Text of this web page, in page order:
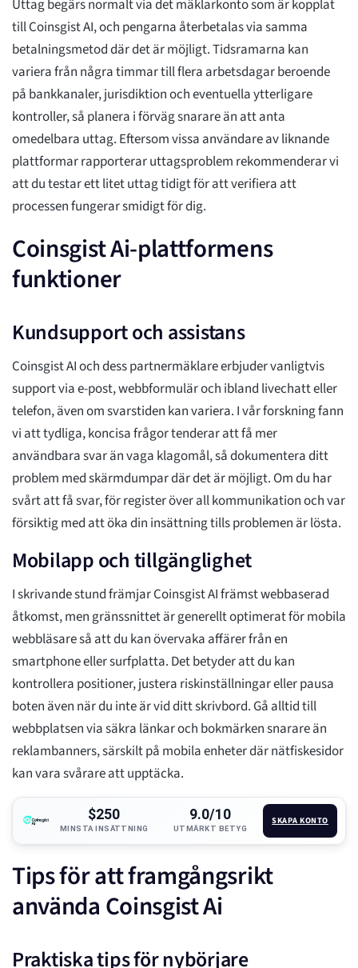
Uttag begärs normalt via det mäklarkonto som är kopplat
till Coinsgist AI, och pengarna återbetalas via samma
betalningsmetod där det är möjligt. Tidsramarna kan
variera från några timmar till flera arbetsdagar beroende
på bankkanaler, jurisdiktion och eventuella ytterligare
kontroller, så planera i förväg snarare än att anta
omedelbara uttag. Eftersom vissa användare av liknande
plattformar rapporterar uttagsproblem rekommenderar vi
att du testar ett litet uttag tidigt för att verifiera att
processen fungerar smidigt för dig.
Coinsgist Ai-plattformens
funktioner
Kundsupport och assistans
Coinsgist AI och dess partnermäklare erbjuder vanligtvis
support via e-post, webbformulär och ibland livechatt eller
telefon, även om svarstiden kan variera. I vår forskning fann
vi att tydliga, koncisa frågor tenderar att få mer
användbara svar än vaga klagomål, så dokumentera ditt
problem med skärmdumpar där det är möjligt. Om du har
svårt att få svar, för register över all kommunikation och var
försiktig med att öka din insättning tills problemen är lösta.
Mobilapp och tillgänglighet
I skrivande stund främjar Coinsgist AI främst webbaserad
åtkomst, men gränssnittet är generellt optimerat för mobila
webbläsare så att du kan övervaka affärer från en
smartphone eller surfplatta. Det betyder att du kan
kontrollera positioner, justera riskinställningar eller pausa
boten även när du inte är vid ditt skrivbord. Gå alltid till
webbplatsen via säkra länkar och bokmärken snarare än
reklambanners, särskilt på mobila enheter där nätfiskesidor
kan vara svårare att upptäcka.
$250
MINSTA INSÄTTNING
9.0/10
UTMÄRKT BETYG
SKAPA KONTO
Tips för att framgångsrikt
använda Coinsgist Ai
Praktiska tips för nybörjare